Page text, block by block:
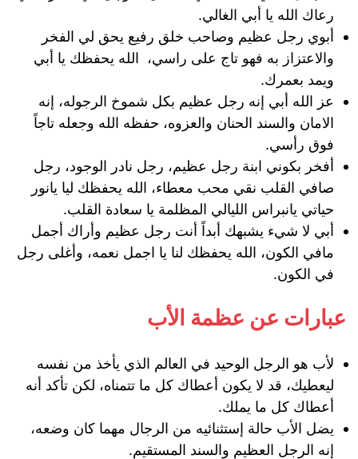
رعاك الله يا أبي الغالي.
أبوي رجل عظيم وصاحب خلق رفيع يحق لي الفخر
والاعتزاز به فهو تاج على راسي، الله يحفظك يا أبي
ويمد بعمرك.
عز الله أبي إنه رجل عظيم بكل شموخ الرجوله، إنه
الامان والسند الحنان والعزوه، حفظه الله وجعله تاجاً
فوق رأسي.
أفخر بكوني ابنة رجل عظيم، رجل نادر الوجود، رجل
صافي القلب نقي محب معطاء، الله يحفظك ليا يانور
حياتي يانبراس الليالي المظلمة يا سعادة القلب.
أبي لا شيء يشبهك أبداً أنت رجل عظيم وأراك أجمل
مافي الكون، الله يحفظك لنا يا اجمل نعمه، وأغلى رجل
في الكون.
عبارات عن عظمة الأب
لأب هو الرجل الوحيد في العالم الذي يأخذ من نفسه
ليعطيك، قد لا يكون أعطاك كل ما تتمناه، لكن تأكد أنه
أعطاك كل ما يملك.
يضل الأب حالة إستثنائيه من الرجال مهما كان وضعه،
إنه الرجل العظيم والسند المستقيم.